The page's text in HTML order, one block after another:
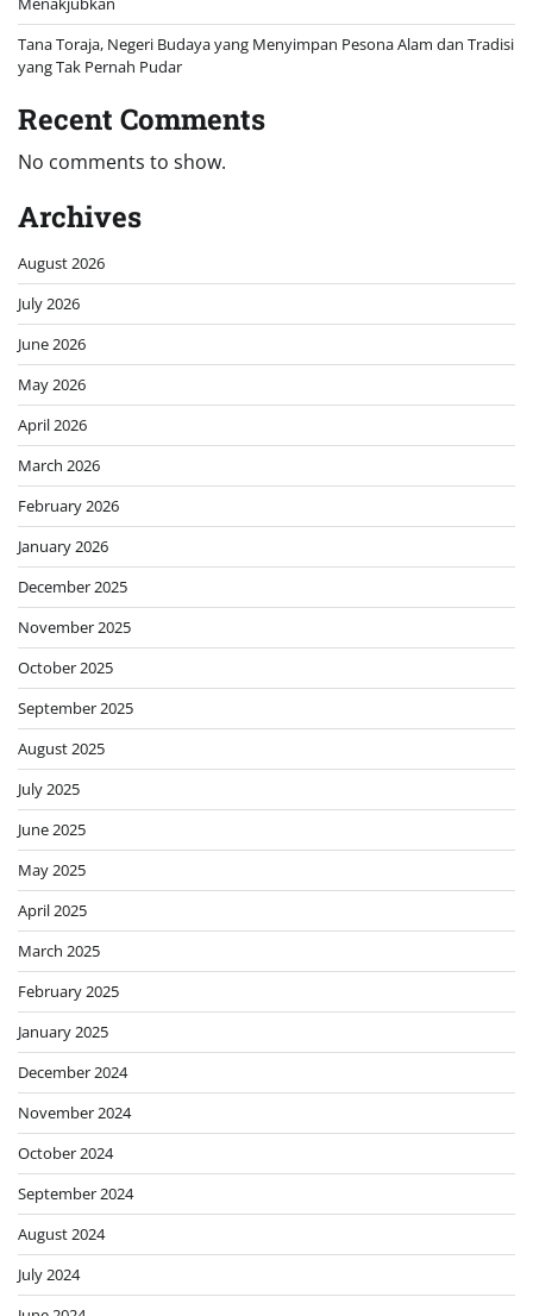
Tana Toraja, Negeri Budaya yang Menyimpan Pesona Alam dan Tradisi
yang Tak Pernah Pudar
Recent Comments
No comments to show.
Archives
August 2026
July 2026
June 2026
May 2026
April 2026
March 2026
February 2026
January 2026
December 2025
November 2025
October 2025
September 2025
August 2025
July 2025
June 2025
May 2025
April 2025
March 2025
February 2025
January 2025
December 2024
November 2024
October 2024
September 2024
August 2024
July 2024